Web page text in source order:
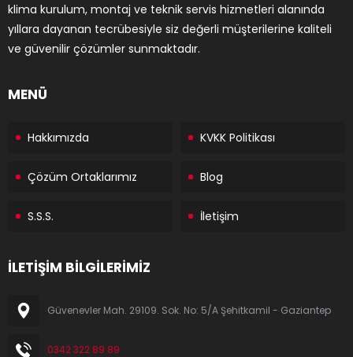
klima kurulum, montaj ve teknik servis hizmetleri alanında
yıllara dayanan tecrübesiyle siz değerli müşterilerine kaliteli
ve güvenilir çözümler sunmaktadır.
MENÜ
Hakkımızda KVKK Politikası
Çözüm Ortaklarımız Blog
S.S.S. İletişim
İLETİŞİM BİLGİLERİMİZ
Güvenevler Mah. 29109. Sok. No: 5/A Şehitkamil - Gaziantep
0342 322 89 89